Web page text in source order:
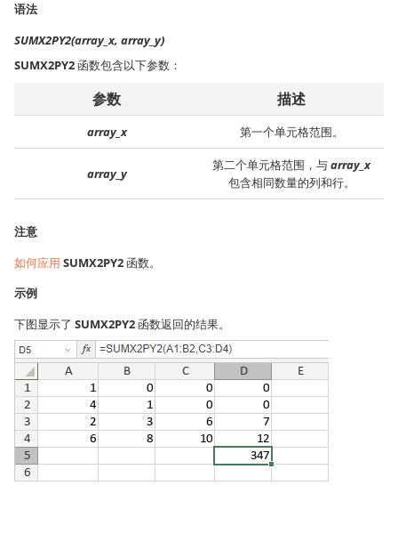
语法
SUMX2PY2(array_x, array_y)
SUMX2PY2函数包含以下参数：
参数 描述
array_x 第一个单元格范围。
array_y
第二个单元格范围，与array_x
包含相同数量的列和行。
注意
如何应用 SUMX2PY2函数。
示例
下图显示了 SUMX2PY2函数返回的结果。